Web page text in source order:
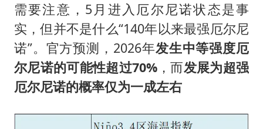
需要注意，5月进入厄尔尼诺状态是事
实，但并不是什么“140年以来最强厄尔尼
诺”。官方预测，2026年发生中等强度厄
尔尼诺的可能性超过70%，而发展为超强
厄尔尼诺的概率仅为一成左右